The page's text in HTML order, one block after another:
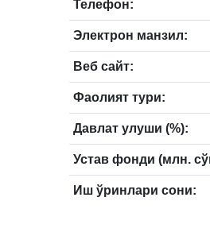
Телефон:
Электрон манзил:
Веб сайт:
Фаолият тури:
Давлат улуши (%):
Устав фонди (млн.
Иш ўринлари сони: